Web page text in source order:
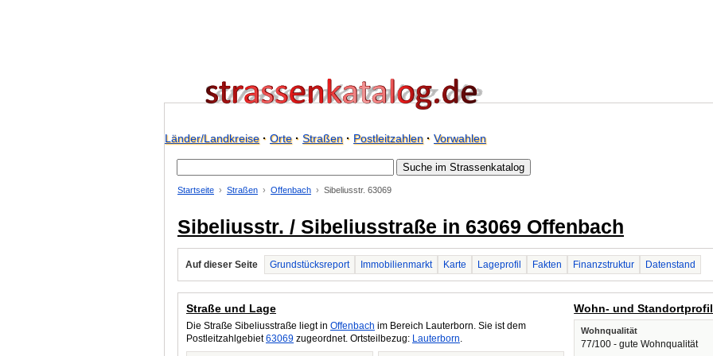
Länder/Landkreise· Orte· Straßen· Postleitzahlen· Vorwahlen
Startseite Straßen Offenbach Sibeliusstr. 63069
Sibeliusstr. / Sibeliusstraße in 63069 Offenbach
Auf dieser Seite Grundstücksreport Immobilienmarkt Karte Lageprofil Fakten Finanzstruktur Datenstand
Straße und Lage
Die Straße Sibeliusstraße liegt in Offenbach im Bereich Lauterborn. Sie ist dem
Postleitzahlgebiet63069 zugeordnet. Ortsteilbezug: Lauterborn.
Wohn- und Standortprofil
Wohnqualität
77/100 - gute Wohnqualität